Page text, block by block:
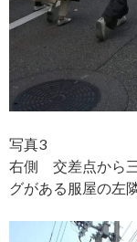
写真3
右側 交差点から
グがある服屋の左